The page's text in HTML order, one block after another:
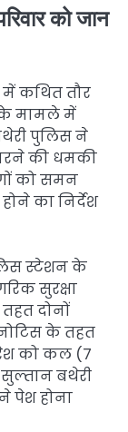
को जान
कथित तौर
मामले में
पुलिस ने
की धमकी
को समन
का निर्देश
स्टेशन के
सुरक्षा
दोनों
के तहत
को कल (7
बथेरी
पेश होना